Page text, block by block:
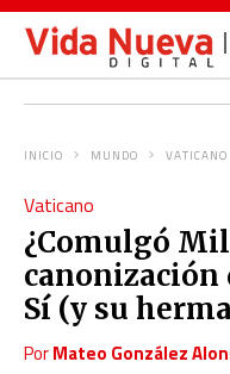
INICIO MUNDO VATICANO
Vaticano
¿Comulgó
canonización
Sí (y su
PorMateo González